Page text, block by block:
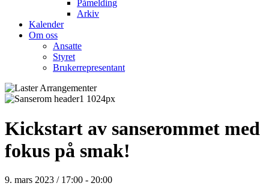
Påmelding
Arkiv
Kalender
Om oss
Ansatte
Styret
Brukerrepresentant
Kickstart av sanserommet med
fokus på smak!
9. mars 2023 / 17:00 - 20:00